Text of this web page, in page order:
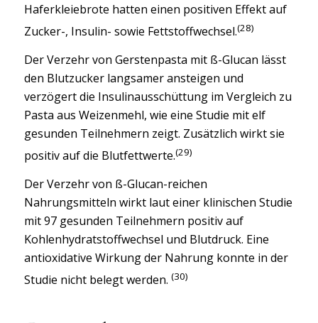
Haferkleiebrote hatten einen positiven Effekt auf
Zucker-, Insulin- sowie Fettstoffwechsel.(28)
Der Verzehr von Gerstenpasta mit ß-Glucan lässt
den Blutzucker langsamer ansteigen und
verzögert die Insulinausschüttung im Vergleich zu
Pasta aus Weizenmehl, wie eine Studie mit elf
gesunden Teilnehmern zeigt. Zusätzlich wirkt sie
positiv auf die Blutfettwerte.(29)
Der Verzehr von ß-Glucan-reichen
Nahrungsmitteln wirkt laut einer klinischen Studie
mit 97 gesunden Teilnehmern positiv auf
Kohlenhydratstoffwechsel und Blutdruck. Eine
antioxidative Wirkung der Nahrung konnte in der
Studie nicht belegt werden. (30)